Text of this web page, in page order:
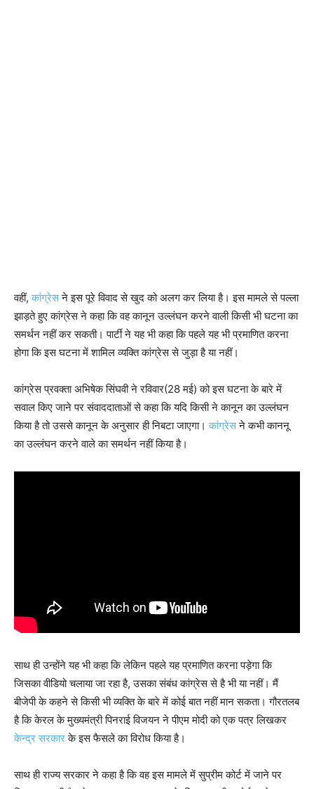
वहीं,कांग्रेसने इस पूरे विवाद से खुद को अलग कर लिया है। इस मामले से पल्ला
झाड़ते हुए कांग्रेस ने कहा कि वह कानून उल्लंघन करने वाली किसी भी घटना का
समर्थन नहीं कर सकती। पार्टी ने यह भी कहा कि पहले यह भी प्रमाणित करना
होगा कि इस घटना में शामिल व्यक्ति कांग्रेस से जुड़ा है या नहीं।
कांग्रेस प्रवक्ता अभिषेक सिंघवी ने रविवार(28 मई) को इस घटना के बारे में
सवाल किए जाने पर संवाददाताओं से कहा कि यदि किसी ने कानून का उल्लंघन
किया है तो उससे कानून के अनुसार ही निबटा जाएगा।कांग्रेसने कभी काननू
का उल्लंघन करने वाले का समर्थन नहीं किया है।
साथ ही उन्होंने यह भी कहा कि लेकिन पहले यह प्रमाणित करना पड़ेगा कि
जिसका वीडियो चलाया जा रहा है, उसका संबंध कांग्रेस से है भी या नहीं। मैं
बीजेपी के कहने से किसी भी व्यक्ति के बारे में कोई बात नहीं मान सकता। गौरतलब
है कि केरल के मुख्यमंत्री पिनराई विजयन ने पीएम मोदी को एक पत्र लिखकर
केन्द्र सरकारके इस फैसले का विरोध किया है।
साथ ही राज्य सरकार ने कहा है कि वह इस मामले में सुप्रीम कोर्ट में जाने पर